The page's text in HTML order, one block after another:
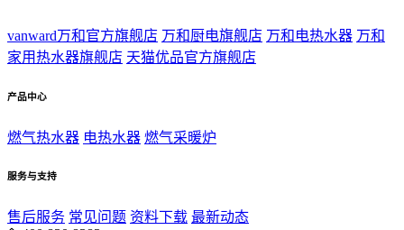
vanward万和官方旗舰店 万和厨电旗舰店 万和电热水器 万和
家用热水器旗舰店 天猫优品官方旗舰店
产品中心
燃气热水器 电热水器 燃气采暖炉
服务与支持
售后服务 常见问题 资料下载 最新动态